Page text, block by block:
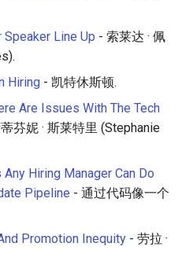
Line Up - 索莱达 · 佩
Hiring - 凯特休斯顿.
Are Issues With The Tech
芬妮 · 斯莱特里 (Stephanie
Hiring Manager Can Do
Pipeline - 通过代码像一个
Promotion Inequity - 劳拉 ·